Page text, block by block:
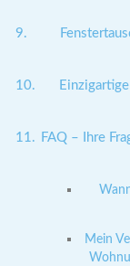
FAQ – Ihre
Mein